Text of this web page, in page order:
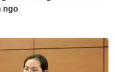
ngo